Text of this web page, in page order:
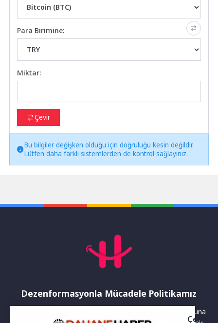
Para Birimine:
Miktar:
Çevir
Bu bilgiler değişken olduğu için doğruluğu kesin değildir.
Lütfen daha farklı sistemlerden de kontrol sağlayınız.
Dezenformasyonla Mücadele Politikamız
Yayınlanan haberler doğruluk ilkesi gözetilerek hazırlanır. Buna
Çerez